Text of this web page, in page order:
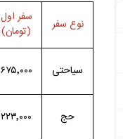
نوع سفر
سفر اول
(تومان)
سیاحتی ۶۷۵٬۰۰۰
حج
۲۲۳٬۰۰۰